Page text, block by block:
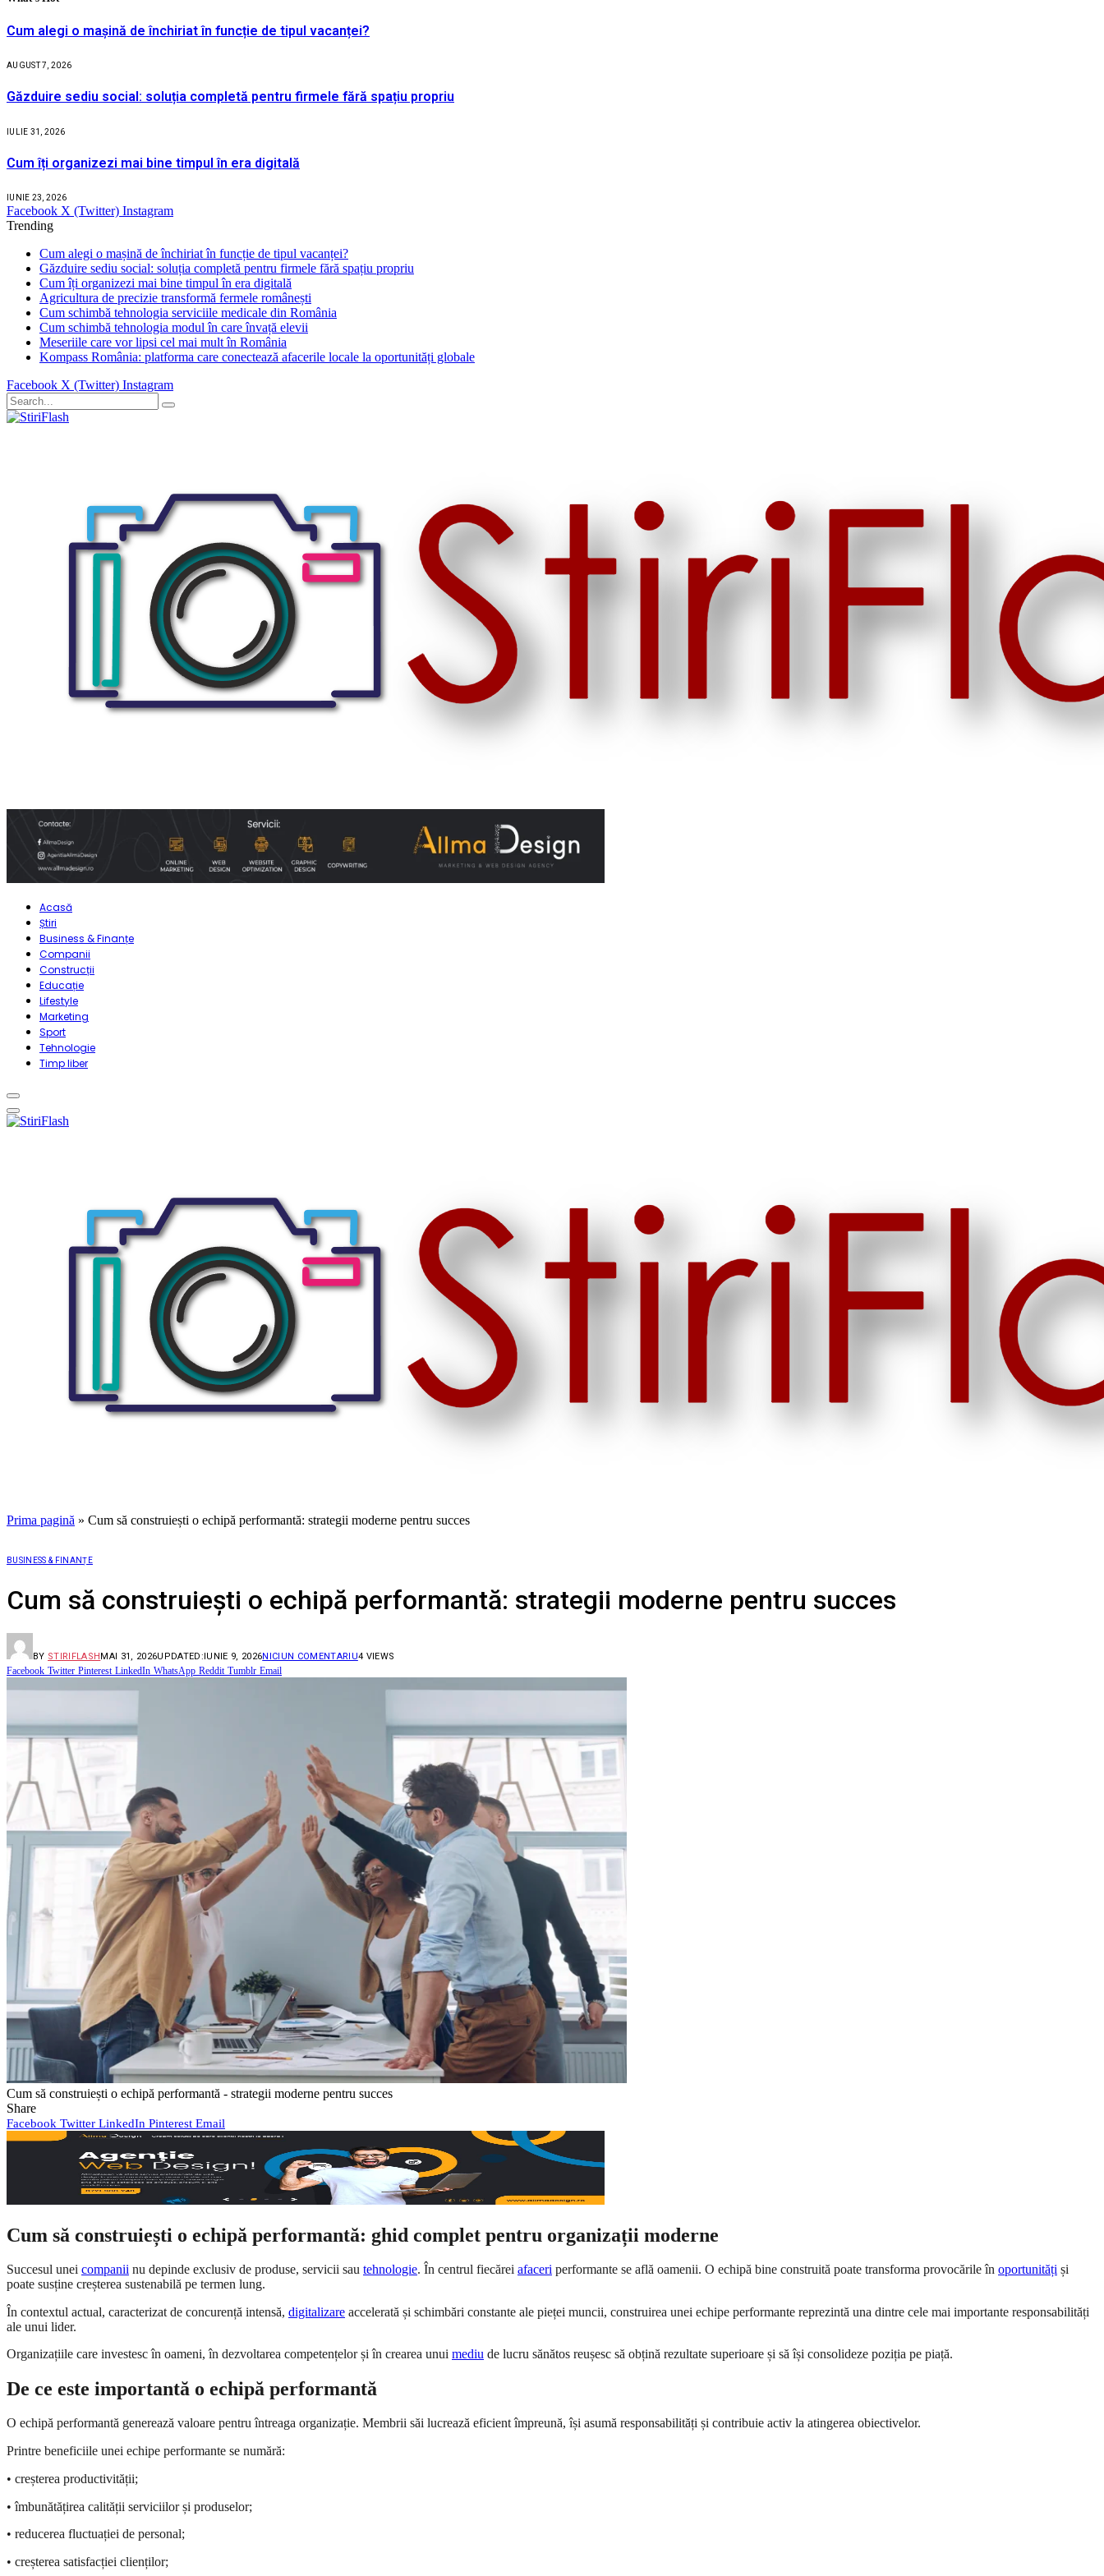
Cum alegi o mașină de închiriat în funcție de tipul vacanței?
AUGUST 7, 2026
Găzduire sediu social: soluția completă pentru firmele fără spațiu propriu
IULIE 31, 2026
Cum îți organizezi mai bine timpul în era digitală
IUNIE 23, 2026
Facebook X (Twitter) Instagram
Trending
Cum alegi o mașină de închiriat în funcție de tipul vacanței?
Găzduire sediu social: soluția completă pentru firmele fără spațiu propriu
Cum îți organizezi mai bine timpul în era digitală
Agricultura de precizie transformă fermele românești
Cum schimbă tehnologia serviciile medicale din România
Cum schimbă tehnologia modul în care învață elevii
Meseriile care vor lipsi cel mai mult în România
Kompass România: platforma care conectează afacerile locale la oportunități globale
Facebook X (Twitter) Instagram
Acasă
Știri
Business & Finanțe
Companii
Construcții
Educație
Lifestyle
Marketing
Sport
Tehnologie
Timp liber
Prima pagină » Cum să construiești o echipă performantă: strategii moderne pentru succes
BUSINESS & FINANȚE
Cum să construiești o echipă performantă: strategii moderne pentru succes
BY STIRIFLASHMAI 31, 2026UPDATED:IUNIE 9, 2026NICIUN COMENTARIU4 VIEWS
Facebook Twitter Pinterest LinkedIn WhatsApp Reddit Tumblr Email
Cum să construiești o echipă performantă - strategii moderne pentru succes
Share
Facebook Twitter LinkedIn Pinterest Email
Cum să construiești o echipă performantă: ghid complet pentru organizații moderne
Succesul unei companii nu depinde exclusiv de produse, servicii sau tehnologie. În centrul fiecărei afaceri performante se află oamenii. O echipă bine construită poate transforma provocările în oportunități și
poate susține creșterea sustenabilă pe termen lung.
În contextul actual, caracterizat de concurență intensă, digitalizare accelerată și schimbări constante ale pieței muncii, construirea unei echipe performante reprezintă una dintre cele mai importante responsabilități
ale unui lider.
Organizațiile care investesc în oameni, în dezvoltarea competențelor și în crearea unui mediu de lucru sănătos reușesc să obțină rezultate superioare și să își consolideze poziția pe piață.
De ce este importantă o echipă performantă
O echipă performantă generează valoare pentru întreaga organizație. Membrii săi lucrează eficient împreună, își asumă responsabilități și contribuie activ la atingerea obiectivelor.
Printre beneficiile unei echipe performante se numără:
• creșterea productivității;
• îmbunătățirea calității serviciilor și produselor;
• reducerea fluctuației de personal;
• creșterea satisfacției clienților;